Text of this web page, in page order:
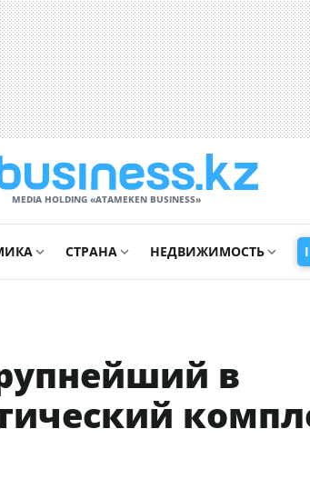
MEDIA HOLDING «ATAMEKЕN BUSINESS»
СТРАНА НЕДВИЖИМОСТЬ
в